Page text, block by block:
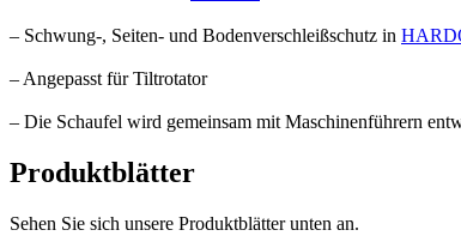
– Schwung-, Seiten- und Bodenverschleißschutz in
– Angepasst für Tiltrotator
– Die Schaufel wird gemeinsam mit Maschinenführern
Produktblätter
Sehen Sie sich unsere Produktblätter unten an.